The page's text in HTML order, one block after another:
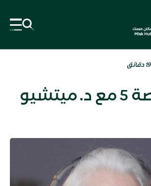
19 دقائق
حلقة خاصة 5 مع د. ميتشيو